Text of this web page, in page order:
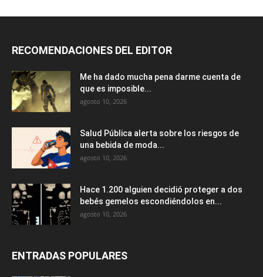
RECOMENDACIONES DEL EDITOR
Me ha dado mucha pena darme cuenta de
que es imposible...
agosto 10, 2026
Salud Pública alerta sobre los riesgos de
una bebida de moda...
agosto 10, 2026
Hace 1.200 alguien decidió proteger a dos
bebés gemelos escondiéndolos en...
agosto 10, 2026
ENTRADAS POPULARES